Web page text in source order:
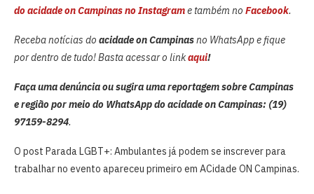
do acidade on Campinas no Instagrame também no Facebook.
Receba notícias do acidade on Campinasno WhatsApp e fique
por dentro de tudo! Basta acessar o linkaqui!
Faça uma denúncia ou sugira uma reportagem sobre Campinas
e região por meio do WhatsApp do acidade on Campinas: (19)
97159-8294.
O post Parada LGBT+: Ambulantes já podem se inscrever para
trabalhar no evento apareceu primeiro em ACidade ON Campinas.